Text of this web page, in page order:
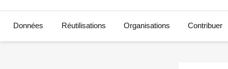
Données Réutilisations Organisations Contribuer